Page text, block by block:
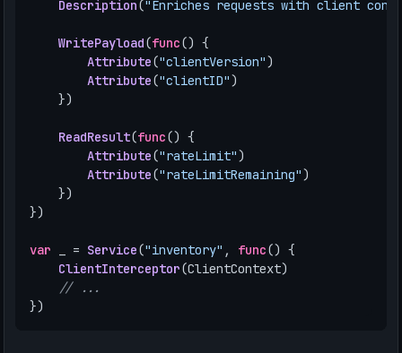
Description("Enriches requests with client
WritePayload(func() {
Attribute("clientVersion")
Attribute("clientID")
})
ReadResult(func() {
Attribute("rateLimit")
Attribute("rateLimitRemaining")
})
})
var = Service("inventory" , func() {
ClientInterceptor(ClientContext)
// ...
})